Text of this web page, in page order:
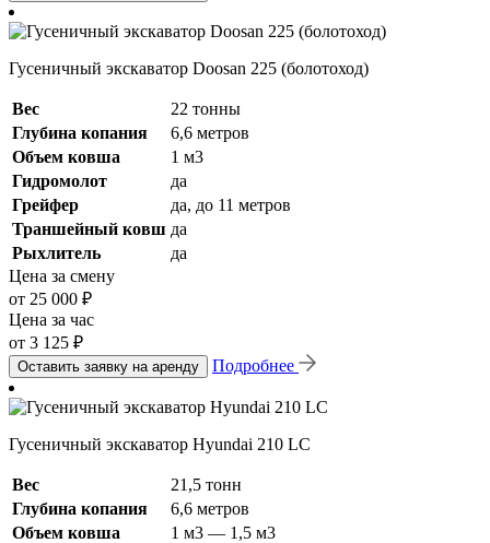
Гусеничный экскаватор Doosan 225 (болотоход)
Вес
22 тонны
Глубина копания
6,6 метров
Объем ковша
1 м3
Гидромолот
да
Грейфер
да, до 11 метров
Траншейный ковш да
Рыхлитель
да
Цена за смену
от 25 000 ₽
Цена за час
от 3 125 ₽
Оставить заявку на аренду Подробнее
Гусеничный экскаватор Hyundai 210 LC
Вес
21,5 тонн
Глубина копания
6,6 метров
Объем ковша
1 м3 — 1,5 м3